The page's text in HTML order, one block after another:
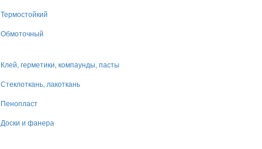
Термостойкий
Обмоточный
Клей, герметики, компаунды, пасты
Стеклоткань, лакоткань
Пенопласт
Доски и фанера